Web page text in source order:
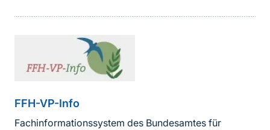
FFH-VP-Info
Fachinformationssystem des Bundesamtes für